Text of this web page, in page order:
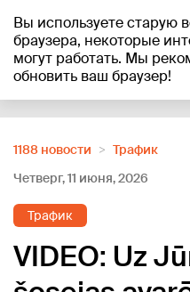
Вы используете старую
браузера, некоторые
могут работать. Мы
обновить ваш браузер!
+24°C
1188 новости
Трафик
Четверг, 11 июня, 2026
Трафик
VIDEO: Uz